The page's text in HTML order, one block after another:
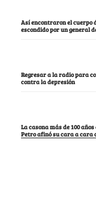
Así encontraron el cuerpo
escondido por un general
Regresar a la radio para
contra la depresión
La casona más de 100
Petro afinó su cara a cara